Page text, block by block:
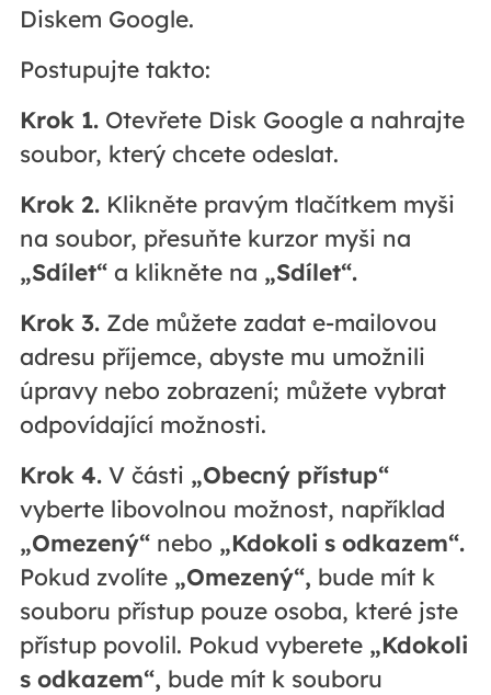
Diskem Google.
Postupujte takto:
Krok 1.Otevřete Disk Google a nahrajte
soubor, který chcete odeslat.
Krok 2.Klikněte pravým tlačítkem myši
na soubor, přesuňte kurzor myši na
„Sdílet“a klikněte na „Sdílet“.
Krok 3.Zde můžete zadat e-mailovou
adresu příjemce, abyste mu umožnili
úpravy nebo zobrazení; můžete vybrat
odpovídající možnosti.
Krok 4.V části „Obecný přístup“
vyberte libovolnou možnost, například
„Omezený“nebo „Kdokoli s odkazem“.
Pokud zvolíte „Omezený“, bude mít k
souboru přístup pouze osoba, které jste
přístup povolil. Pokud vyberete „Kdokoli
s odkazem“, bude mít k souboru